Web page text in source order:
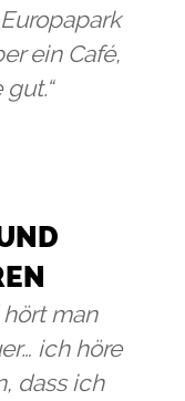
ein Café,
hört man
ich höre
dass ich